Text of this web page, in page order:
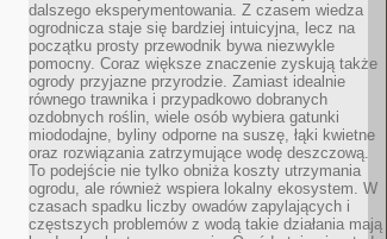
dalszego eksperymentowania. Z czasem wiedza
ogrodnicza staje się bardziej intuicyjna, lecz na
początku prosty przewodnik bywa niezwykle
pomocny. Coraz większe znaczenie zyskują także
ogrody przyjazne przyrodzie. Zamiast idealnie
równego trawnika i przypadkowo dobranych
ozdobnych roślin, wiele osób wybiera gatunki
miododajne, byliny odporne na suszę, łąki kwietne
oraz rozwiązania zatrzymujące wodę deszczową.
To podejście nie tylko obniża koszty utrzymania
ogrodu, ale również wspiera lokalny ekosystem. W
czasach spadku liczby owadów zapylających i
częstszych problemów z wodą takie działania mają